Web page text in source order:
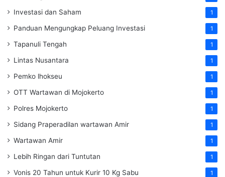
Investasi dan Saham 1
Panduan Mengungkap Peluang Investasi 1
Tapanuli Tengah 1
Lintas Nusantara 1
Pemko lhokseu 1
OTT Wartawan di Mojokerto 1
Polres Mojokerto 1
Sidang Praperadilan wartawan Amir 1
Wartawan Amir 1
Lebih Ringan dari Tuntutan 1
Vonis 20 Tahun untuk Kurir 10 Kg Sabu 1